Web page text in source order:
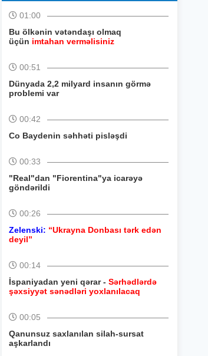
01:00
Bu ölkənin vətəndaşı olmaq
üçün imtahan verməlisiniz
00:51
Dünyada 2,2 milyard insanın görmə
problemi var
00:42
Co Baydenin səhhəti pisləşdi
00:33
"Real"dan "Fiorentina"ya icarəyə
göndərildi
00:26
Zelenski: “Ukrayna Donbası tərk edən
deyil”
00:14
İspaniyadan yeni qərar - Sərhədlərdə
şəxsiyyət sənədləri yoxlanılacaq
00:05
Qanunsuz saxlanılan silah-sursat
aşkarlandı